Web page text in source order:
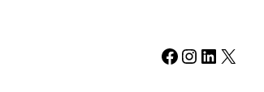
Facebook Instagram LinkedIn X